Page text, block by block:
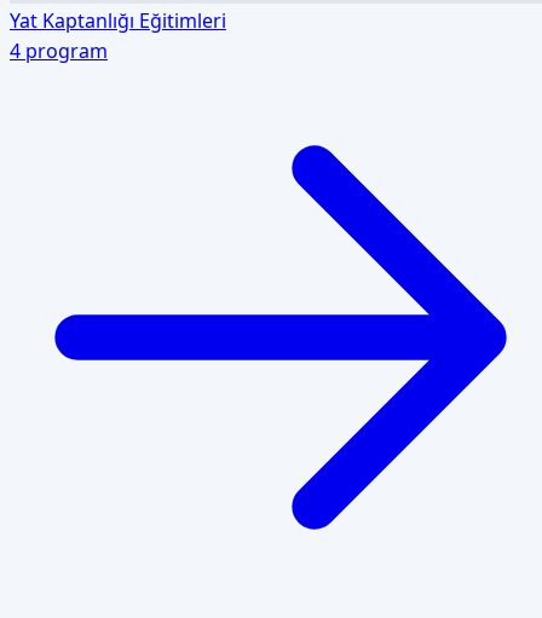
Yat Kaptanlığı Eğitimleri
4 program